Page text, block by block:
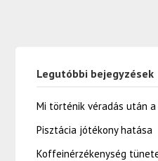
Legutóbbi bejegyzések
Mi történik véradás után
Pisztácia jótékony hatása
Koffeinérzékenység